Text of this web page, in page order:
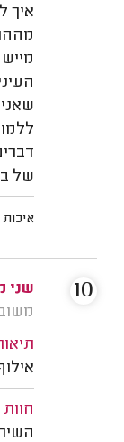
איך
של
איכות
שני
משוב: 31/10/
10